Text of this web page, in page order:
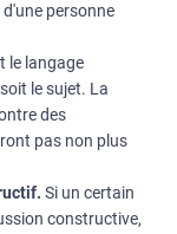
personne
le langage
le sujet. La
des
pas non plus
Si un certain
constructive,